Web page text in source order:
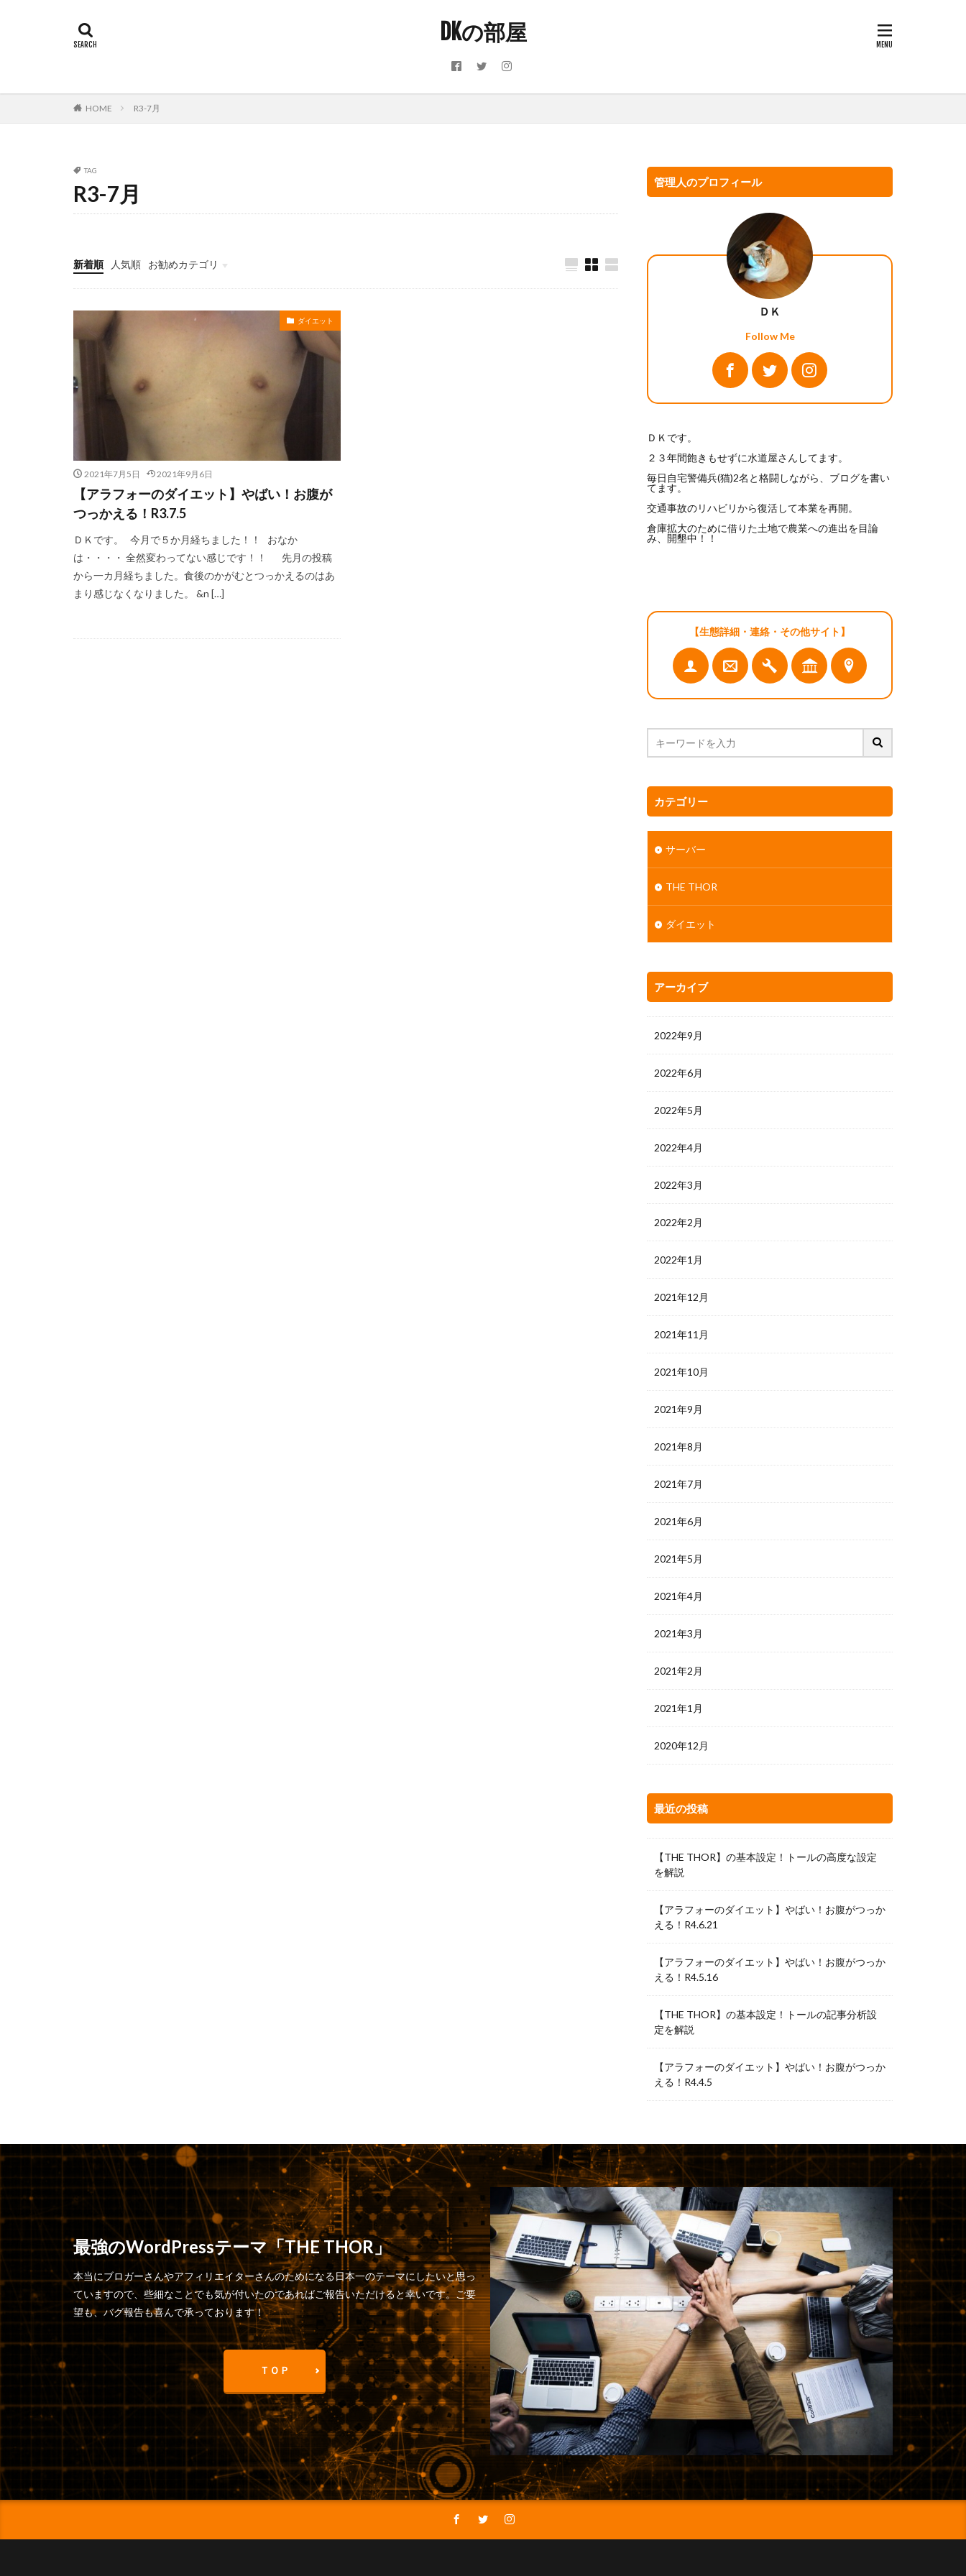
DKの部屋
HOME R3-7月
TAG
R3-7月
新着順 人気順
お勧めカテゴリ
サーバー
ダイエット
2021年7月5日 2021年9月6日
【アラフォーのダイエット】やばい！お腹が
つっかえる！R3.7.5
ＤＫです。 今月で５か月経ちました！！ おなか
は・・・・ 全然変わってない感じです！！ 先月の投稿
から一カ月経ちました。食後のかがむとつっかえるのはあ
まり感じなくなりました。 &n […]
管理人のプロフィール
ＤＫ
Follow Me
ＤＫです。
２３年間飽きもせずに水道屋さんしてます。
毎日自宅警備兵(猫)2名と格闘しながら、ブログを書い
てます。
交通事故のリハビリから復活して本業を再開。
倉庫拡大のために借りた土地で農業への進出を目論
み、開墾中！！
【生態詳細・連絡・その他サイト】
カテゴリー
サーバー
THE THOR
ダイエット
アーカイブ
2022年9月
2022年6月
2022年5月
2022年4月
2022年3月
2022年2月
2022年1月
2021年12月
2021年11月
2021年10月
2021年9月
2021年8月
2021年7月
2021年6月
2021年5月
2021年4月
2021年3月
2021年2月
2021年1月
2020年12月
最近の投稿
【THE THOR】の基本設定！トールの高度な設定
を解説
【アラフォーのダイエット】やばい！お腹がつっか
える！R4.6.21
【アラフォーのダイエット】やばい！お腹がつっか
える！R4.5.16
【THE THOR】の基本設定！トールの記事分析設
定を解説
【アラフォーのダイエット】やばい！お腹がつっか
える！R4.4.5
最強のWordPressテーマ「THE THOR」
本当にブロガーさんやアフィリエイターさんのためになる日本一のテーマにしたいと思っ
ていますので、些細なことでも気が付いたのであればご報告いただけると幸いです。ご要
望も、バグ報告も喜んで承っております！
ＴＯＰ